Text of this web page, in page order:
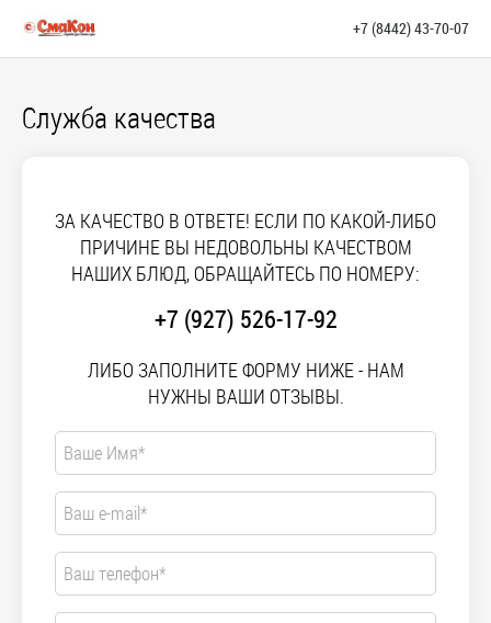
+7 (8442) 43-70-07
Служба качества
ЗА КАЧЕСТВО В ОТВЕТЕ! ЕСЛИ ПО КАКОЙ-ЛИБО
ПРИЧИНЕ ВЫ НЕДОВОЛЬНЫ КАЧЕСТВОМ
НАШИХ БЛЮД, ОБРАЩАЙТЕСЬ ПО НОМЕРУ:
+7 (927) 526-17-92
ЛИБО ЗАПОЛНИТЕ ФОРМУ НИЖЕ - НАМ
НУЖНЫ ВАШИ ОТЗЫВЫ.